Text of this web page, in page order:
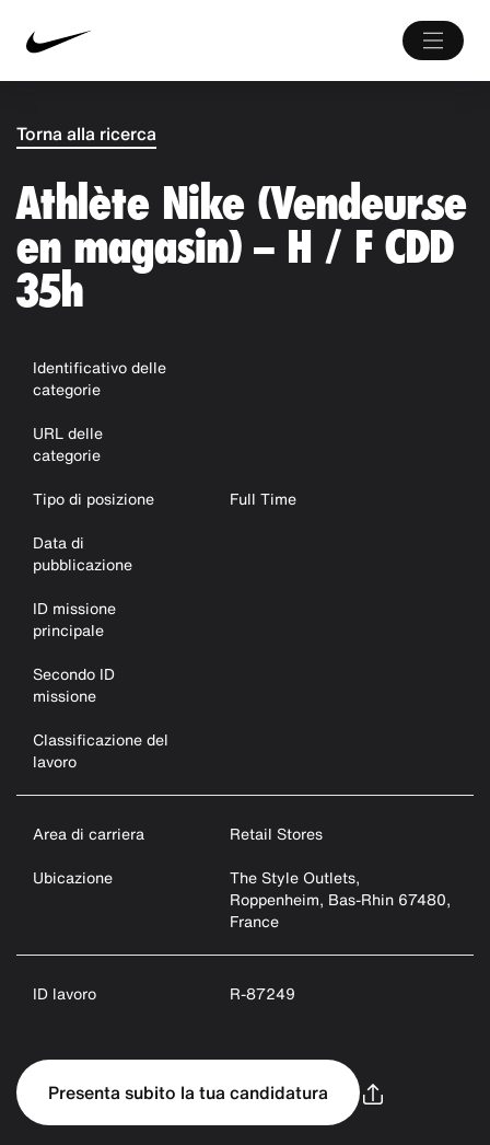
Torna alla ricerca
Athlète Nike (Vendeur.se
en magasin) – H / F CDD
35h
Identificativo delle
categorie
URL delle
categorie
Tipo di posizione
Full Time
Data di
pubblicazione
ID missione
principale
Secondo ID
missione
Classificazione del
lavoro
Area di carriera
Retail Stores
Ubicazione
The Style Outlets,
Roppenheim, Bas-Rhin 67480,
France
ID lavoro R-87249
Presenta subito la tua candidatura